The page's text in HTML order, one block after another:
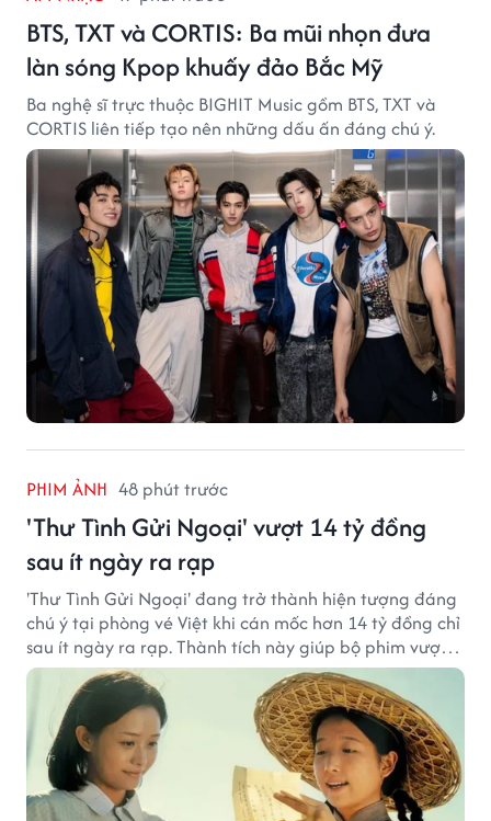
BTS, TXT và CORTIS: Ba mũi nhọn đưa
làn sóng Kpop khuấy đảo Bắc Mỹ
Ba nghệ sĩ trực thuộc BIGHIT Music gồm BTS, TXT và
CORTIS liên tiếp tạo nên những dấu ấn đáng chú ý.
PHIM ẢNH 48 phút trước
'Thư Tình Gửi Ngoại' vượt 14 tỷ đồng
sau ít ngày ra rạp
'Thư Tình Gửi Ngoại' đang trở thành hiện tượng đáng
chú ý tại phòng vé Việt khi cán mốc hơn 14 tỷ đồng chỉ
sau ít ngày ra rạp. Thành tích này giúp bộ phim vượt
kỳ vọng ban đầu và duy trì sức hút giữa cuộc cạnh
tranh của nhiều tác phẩm lớn.